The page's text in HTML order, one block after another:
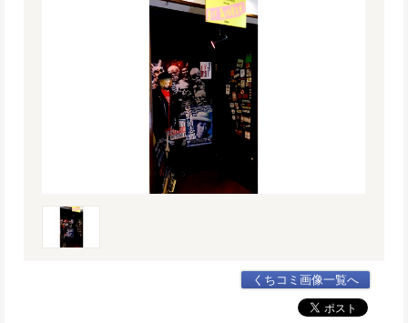
くちコミ画像一覧へ